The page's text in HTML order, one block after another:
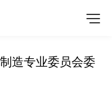
造专业委员会委